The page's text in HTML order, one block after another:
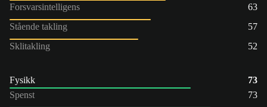
Forsvarsintelligens
63
Stående takling
57
Sklitakling
52
Fysikk
73
Spenst
73